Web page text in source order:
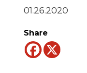
01.26.2020
Share